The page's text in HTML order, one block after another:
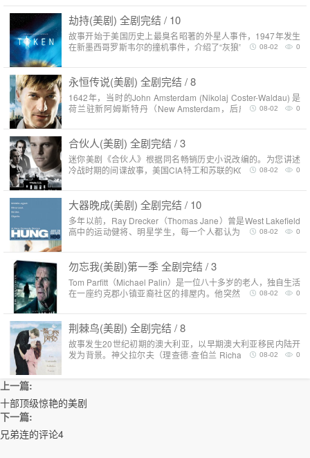
劫持(美剧) 全剧完结 / 10
故事开始于美国历史上最臭名昭著的外星人事件，1947年发生
在新墨西哥罗斯韦尔的撞机事件，介绍了“灰狼”家族常常诱拐并
0
08-02
永恒传说(美剧) 全剧完结 / 8
1642年，当时的John Amsterdam (Nikolaj Coster-Waldau) 是
荷兰驻新阿姆斯特丹（New Amsterdam，后成为今天的纽约
0
08-02
合伙人(美剧) 全剧完结 / 3
迷你美剧《合伙人》根据同名畅销历史小说改编的。为您讲述
冷战时期的间谍故事，美国CIA特工和苏联的KGB间谍之间斗智
湾..
0
08-02
大器晚成(美剧) 全剧完结 / 10
多年以前，Ray Drecker（Thomas Jane）曾是West Lakefield
高中的运动健将、明星学生，每一个人都认为他注定会有大出
0
08-02
勿忘我(美剧)第一季 全剧完结 / 3
Tom Parfitt（Michael Palin）是一位八十多岁的老人，独自生活
在一座约克郡小镇亚裔社区的排屋内。他突然回忆起一个溺水
0
08-02
荆棘鸟(美剧) 全剧完结 / 8
故事发生20世纪初期的澳大利亚，以早期澳大利亚移民内陆开
发为背景。神父拉尔夫（理查德·查伯兰 Richard Chamberlain
0
08-02
上一篇:
十部顶级惊艳的美剧
下一篇:
兄弟连的评论4